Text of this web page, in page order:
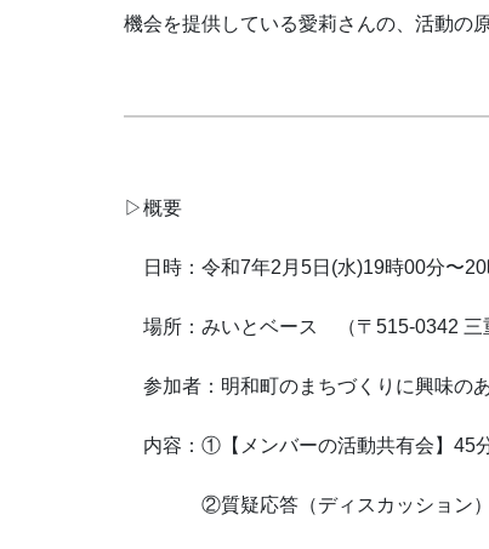
機会を提供している愛莉さんの、活動の
▷概要
日時：令和7年2月5日(水)19時00分〜
場所：みいとベース （〒515-0342 三
参加者：明和町のまちづくりに興味の
内容：①【メンバーの活動共有会】45
②質疑応答（ディスカッション）